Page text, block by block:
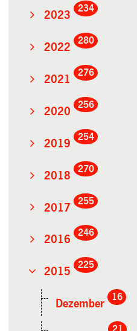
2023
234
2022
280
2021
276
2020
256
2019
254
2018
270
2017
255
2016
246
2015
225
Dezember
16